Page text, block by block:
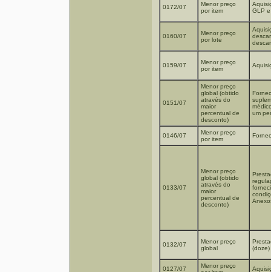
0172/07
Menor preço
por item
GLP
0160/07
Menor preço
por lote
0159/07
Menor preço
por item
0151/07
Menor preço
global (obtido
através do
maior
percentual de
desconto)
um
0146/07
Menor preço
por item
0133/07
Menor preço
global (obtido
através do
maior
percentual de
desconto)
0132/07
Menor preço
global
(doze)
0127/07
Menor preço